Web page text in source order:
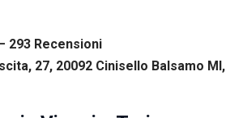
293 Recensioni
27, 20092 Cinisello Balsamo MI,